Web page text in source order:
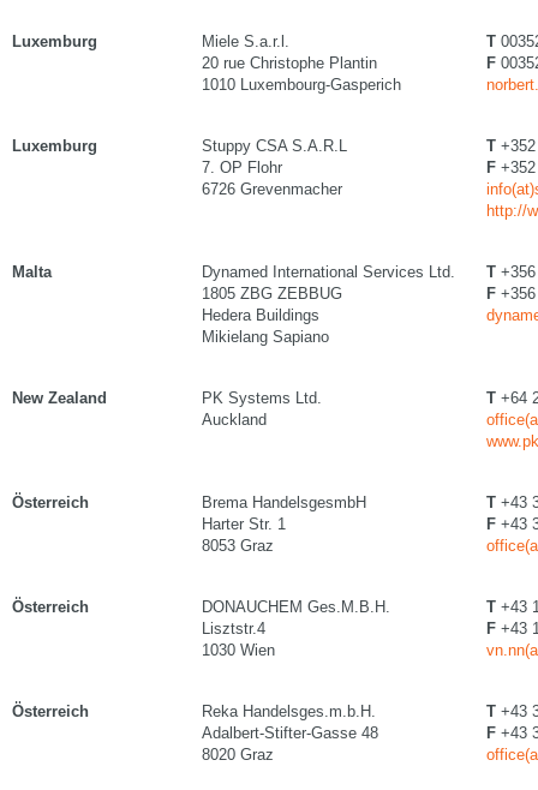
Luxemburg
Miele S.a.r.l.
20 rue Christophe Plantin
1010 Luxembourg-Gasperich
T
F
Luxemburg
Stuppy CSA S.A.R.L
7. OP Flohr
6726 Grevenmacher
T
F
http://
Malta
Dynamed International Services Ltd.
1805 ZBG ZEBBUG
Hedera Buildings
Mikielang Sapiano
T
F
New Zealand
PK Systems Ltd.
Auckland
T +64
Österreich
Brema HandelsgesmbH
Harter Str. 1
8053 Graz
T +43
F +43
Österreich
DONAUCHEM Ges.M.B.H.
Lisztstr.4
1030 Wien
T +43
F +43
Österreich
Reka Handelsges.m.b.H.
Adalbert-Stifter-Gasse 48
8020 Graz
T +43
F +43